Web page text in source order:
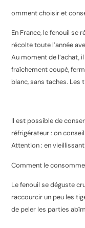
omment choisir et
En France, le fenouil se
récolte toute l’année
Au moment de l’achat,
fraîchement coupé,
blanc, sans taches. Les
Il est possible de
réfrigérateur : on
Attention : en
Comment le
Le fenouil se déguste
raccourcir un peu les
de peler les parties